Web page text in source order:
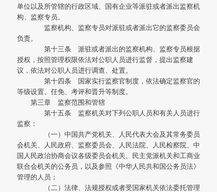
单位以及所管辖的行政区域、国有企业等派驻或者派出监察机
构、监察专员。
监察机构、监察专员对派驻或者派出它的监察委员会
负责。
第十三条 派驻或者派出的监察机构、监察专员根据
授权，按照管理权限依法对公职人员进行监督，提出监察建
议，依法对公职人员进行调查、处置。
第十四条 国家实行监察官制度，依法确定监察官的
等级设置、任免、考评和晋升等制度。
第三章 监察范围和管辖
第十五条 监察机关对下列公职人员和有关人员进行
监察：
（一）中国共产党机关、人民代表大会及其常务委员
会机关、人民政府、监察委员会、人民法院、人民检察院、中
国人民政治协商会议各级委员会机关、民主党派机关和工商业
联合会机关的公务员，以及参照《中华人民共和国公务员法》
管理的人员；
（二）法律、法规授权或者受国家机关依法委托管理